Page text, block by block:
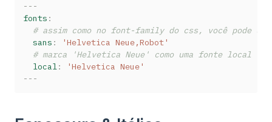
---
fonts :
# assim como no font-family do css, você pode
sans :
'Helvetica Neue,Robot'
# marca 'Helvetica Neue' como uma fonte local
local:
'Helvetica Neue'
---